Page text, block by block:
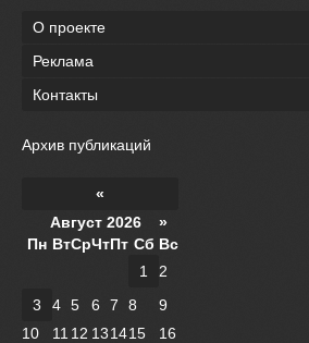
О проекте
Реклама
Контакты
Архив публикаций
«
Август 2026 »
Пн ВтСрЧтПт Сб Вс
1
2
3
4 5 6 7 8
9
10
11 12 131415 16